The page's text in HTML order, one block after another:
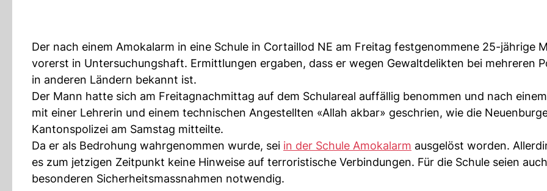
Der nach einem Amokalarm in eine Schule in Cortaillod NE am Freitag festgenommene 25-jährige
vorerst in Untersuchungshaft. Ermittlungen ergaben, dass er wegen Gewaltdelikten bei mehreren
in anderen Ländern bekannt ist.
Der Mann hatte sich am Freitagnachmittag auf dem Schulareal auffällig benommen und nach
mit einer Lehrerin und einem technischen Angestellten «Allah akbar» geschrien, wie die
Kantonspolizei am Samstag mitteilte.
Da er als Bedrohung wahrgenommen wurde, sei in der Schule Amokalarm ausgelöst worden.
es zum jetzigen Zeitpunkt keine Hinweise auf terroristische Verbindungen. Für die Schule seien
besonderen Sicherheitsmassnahmen notwendig.